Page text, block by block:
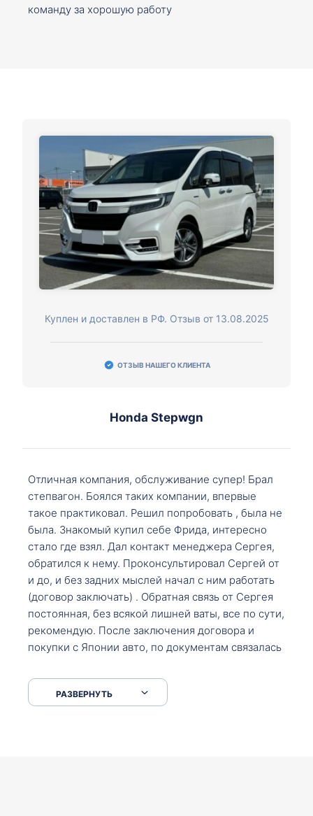
команду за хорошую работу
Куплен и доставлен в РФ. Отзыв от 13.08.2025
ОТЗЫВ НАШЕГО КЛИЕНТА
Honda Stepwgn
Отличная компания, обслуживание супер! Брал
степвагон. Боялся таких компании, впервые
такое практиковал. Решил попробовать , была не
была. Знакомый купил себе Фрида, интересно
стало где взял. Дал контакт менеджера Сергея,
обратился к нему. Проконсультировал Сергей от
и до, и без задних мыслей начал с ним работать
(договор заключать) . Обратная связь от Сергея
постоянная, без всякой лишней ваты, все по сути,
рекомендую. После заключения договора и
покупки с Японии авто, по документам связалась
что заполнить, куда зайти, образцы и т.д. После
приехал за авто. Меня тепло встретили Сергей с
РАЗВЕРНУТЬ